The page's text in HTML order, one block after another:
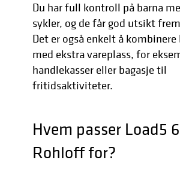
Du har full kontroll på barna
sykler, og de får god utsikt
Det er også enkelt å kombinere
med ekstra vareplass, for
handlekasser eller bagasje til
fritidsaktiviteter.
Hvem passer Load5
Rohloff for?